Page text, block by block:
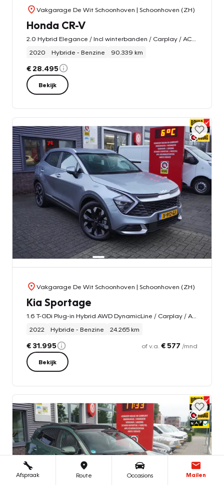
Vakgarage De Wit Schoonhoven | Schoonhoven (ZH)
Honda CR-V
2020
Hybride - Benzine 90.339 km
€ 28.495
Bekijk
Vakgarage De Wit Schoonhoven | Schoonhoven (ZH)
Kia Sportage
1.6 T-GDi Plug-in Hybrid AWD DynamicLine / Carplay / ACC / Camera
2022
Hybride - Benzine 24.265 km
€ 31.995 of v.a. € 577 /mnd
Bekijk
Afspraak Route Occasions Mailen